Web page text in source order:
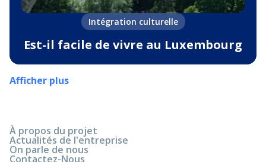
Intégration culturelle
Est-il facile de vivre au Luxembourg
Afficher plus
À propos du projet
Actualités de l'entreprise
On parle de nous
Contactez-Nous